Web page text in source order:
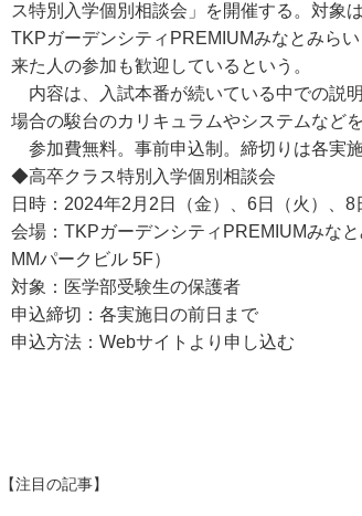
ス特別入学個別相談会」を開催する。対象
TKPガーデンシティPREMIUMみなとみら
来た人の参加も歓迎しているという。
内容は、入試本番が続いている中での説
場合の駿台のカリキュラムやシステムなどを
参加費無料。事前申込制。締切りは各実
◆高卒クラス特別入学個別相談会
日時：2024年2月2日（金）、6日（火）、
会場：TKPガーデンシティPREMIUMみな
MMパークビル 5F）
対象：医学部受験生の保護者
申込締切：各実施日の前日まで
申込方法：Webサイトより申し込む
【注目の記事】